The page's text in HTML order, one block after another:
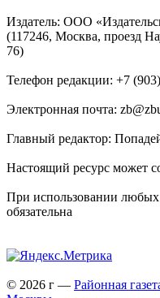
Издатель: ООО
(117246, Москва, проезд
76)
Телефон редакции: +7
Электронная почта:
Главный редактор:
Настоящий ресурс может
При использовании любых
обязательна
© 2026 г — Районная